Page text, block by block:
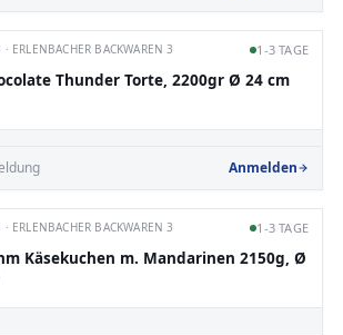
ERLENBACHER BACKWAREN 3 1-3 TAGE
Thunder Torte, 2200gr Ø 24 cm
Anmelden
ERLENBACHER BACKWAREN 3 1-3 TAGE
Käsekuchen m. Mandarinen 2150g, Ø